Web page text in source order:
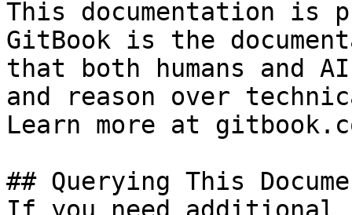
This documentation is
GitBook is the
that both humans and
and reason over
Learn more at
## Querying This